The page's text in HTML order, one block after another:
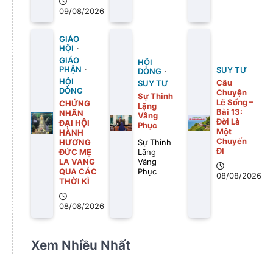
09/08/2026
GIÁO
HỘI
GIÁO
PHẬN
HỘI
DÒNG
CHỨNG
NHÂN
ĐẠI HỘI
HÀNH
HƯƠNG
ĐỨC MẸ
LA VANG
QUA CÁC
THỜI KÌ
08/08/2026
HỘI
DÒNG
SUY TƯ
Sự Thinh
Lặng
Vâng
Phục
Sự Thinh
Lặng
Vâng
Phục
SUY TƯ
Câu
Chuyện
Lẽ Sống –
Bài 13:
Ðời Là
Một
Chuyến
Ði
08/08/2026
Xem Nhiều Nhất